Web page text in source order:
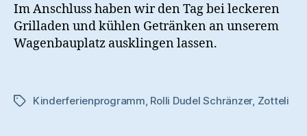
Im Anschluss haben wir den Tag bei leckeren
Grilladen und kühlen Getränken an unserem
Wagenbauplatz ausklingen lassen.
Schlagwörter
Kinderferienprogramm Rolli Dudel Schränzer, Zotteli